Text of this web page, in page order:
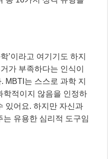
’이라고 여기기도 하지
가 부족하다는 인식이
MBTI는 스스로 과학 지
학적이지 않음을 인정하
있어요. 하지만 자신과
유용한 심리적 도구임